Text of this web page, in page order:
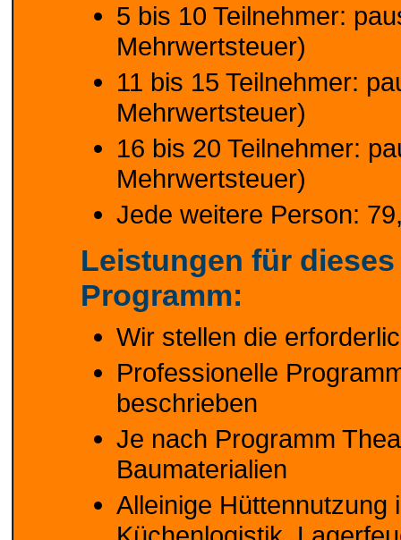
5 bis 10 Teilnehmer:
Mehrwertsteuer)
11 bis 15 Teilnehmer:
Mehrwertsteuer)
16 bis 20 Teilnehmer:
Mehrwertsteuer)
Jede weitere Person:
Leistungen für
Programm:
Wir stellen die
Professionelle
beschrieben
Je nach Programm
Baumaterialien
Alleinige Hüttennutzung